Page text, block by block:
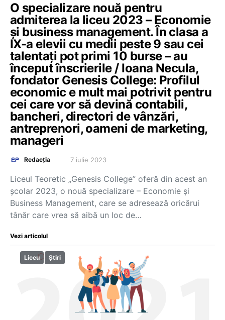
O specializare nouă pentru
admiterea la liceu 2023 – Economie
și business management. În clasa a
IX-a elevii cu medii peste 9 sau cei
talentați pot primi 10 burse – au
început înscrierile / Ioana Necula,
fondator Genesis College: Profilul
economic e mult mai potrivit pentru
cei care vor să devină contabili,
bancheri, directori de vânzări,
antreprenori, oameni de marketing,
manageri
Redacția 7 iulie 2023
Liceul Teoretic „Genesis College” oferă din acest an
școlar 2023, o nouă specializare – Economie și
Business Management, care se adresează oricărui
tânăr care vrea să aibă un loc de…
Vezi articolul
Liceu Știri